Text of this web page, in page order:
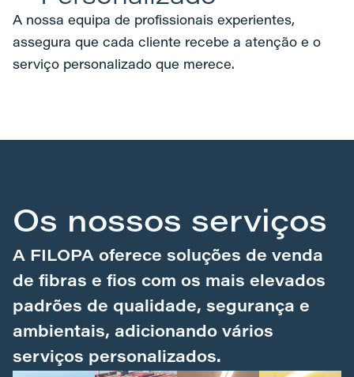
A nossa equipa de profissionais experientes,
assegura que cada cliente recebe a atenção e o
serviço personalizado que merece.
Os nossos serviços
A FILOPA oferece soluções de venda
de fibras e fios com os mais elevados
padrões de qualidade, segurança e
ambientais, adicionando vários
serviços personalizados.